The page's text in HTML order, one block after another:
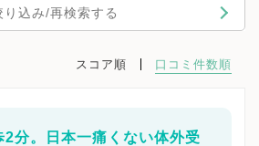
り込み/再検索する
スコア順 口コミ件数順
2分。日本一痛くない体外受